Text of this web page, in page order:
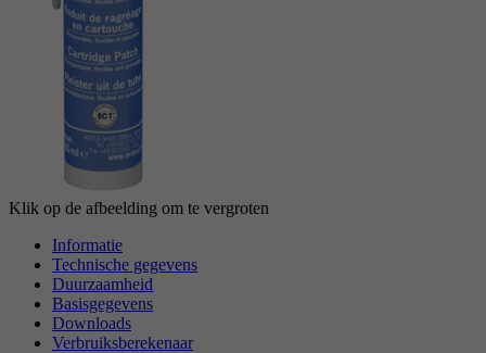
Klik op de afbeelding om te vergroten
Informatie
Technische gegevens
Duurzaamheid
Basisgegevens
Downloads
Verbruiksberekenaar
Doel